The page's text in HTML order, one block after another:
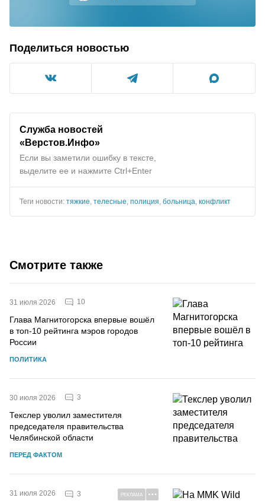
Поделиться новостью
Служба новостей
«Верстов.Инфо»
Если вы заметили ошибку в тексте,
выделите ее и нажмите Ctrl+Enter
Теги новости: тяжкие телесные полиция больница конфликт
Смотрите также
31 июля 2026 10
Глава Магнитогорска впервые вошёл
в топ-10 рейтинга мэров городов
России
ПОЛИТИКА
30 июля 2026 3
Текслер уволил заместителя
председателя правительства
Челябинской области
ПЕРЕД ФАКТОМ
31 июля 2026 3 РЕКЛАМА